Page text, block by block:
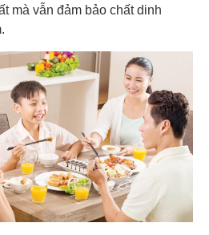
mà vẫn đảm bảo chất dinh